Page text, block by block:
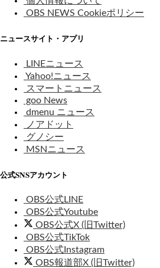
OBS NEWS Cookieポリシー
ニュースサイト・アプリ
LINEニュース
Yahoo!ニュース
スマートニュース
goo News
dmenu ニュース
ノアドット
グノシー
MSNニュース
公式SNSアカウント
OBS公式LINE
OBS公式Youtube
OBS公式X (旧Twitter)
OBS公式TikTok
OBS公式Instagram
OBS報道部X (旧Twitter)